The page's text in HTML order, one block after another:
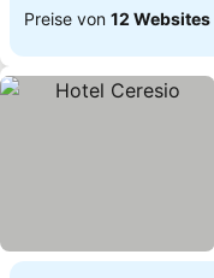
Preise von 12 Websites